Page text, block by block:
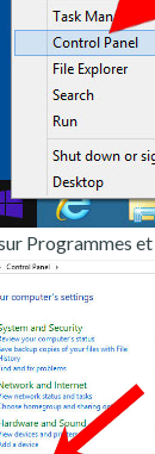
Programmes